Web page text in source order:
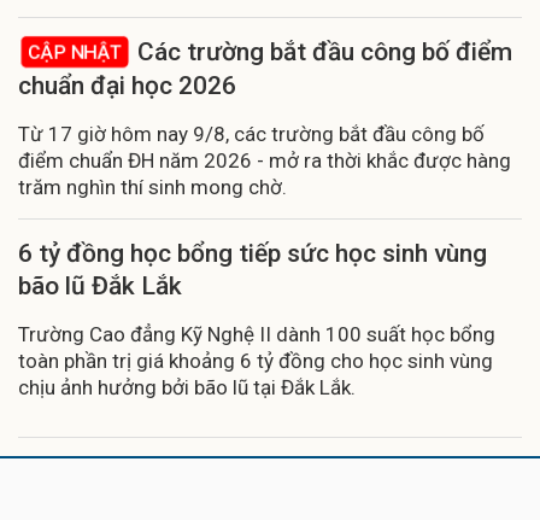
CẬP NHẬT
Các trường bắt đầu công bố điểm
chuẩn đại học 2026
Từ 17 giờ hôm nay 9/8, các trường bắt đầu công bố
điểm chuẩn ĐH năm 2026 - mở ra thời khắc được hàng
trăm nghìn thí sinh mong chờ.
6 tỷ đồng học bổng tiếp sức học sinh vùng
bão lũ Đắk Lắk
Trường Cao đẳng Kỹ Nghệ II dành 100 suất học bổng
toàn phần trị giá khoảng 6 tỷ đồng cho học sinh vùng
chịu ảnh hưởng bởi bão lũ tại Đắk Lắk.